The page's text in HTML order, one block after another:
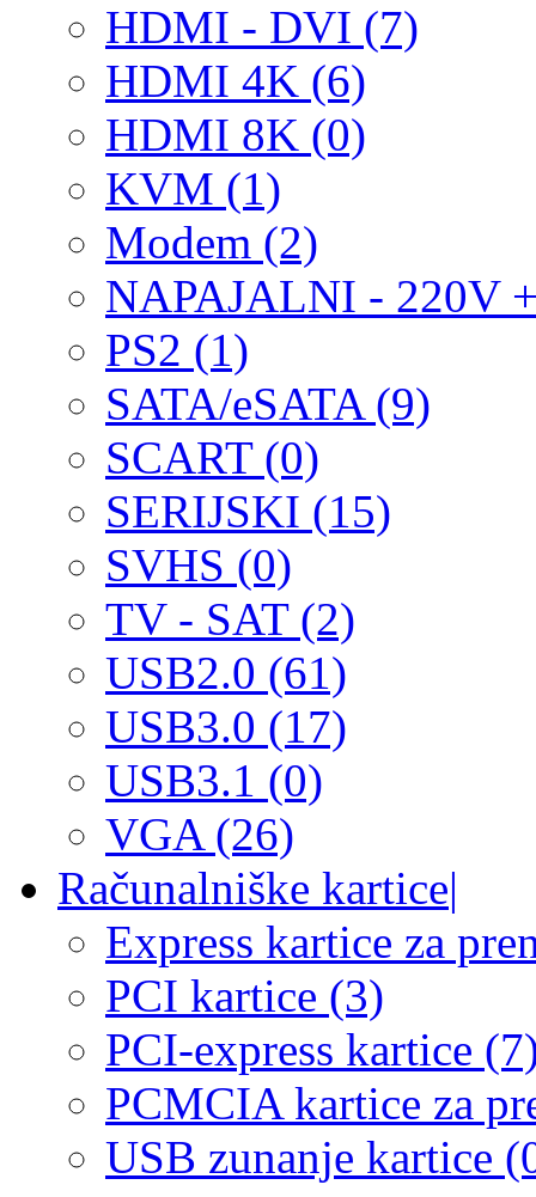
HDMI - DVI (7)
HDMI 4K (6)
HDMI 8K (0)
KVM (1)
Modem (2)
NAPAJALNI - 220V
PS2 (1)
SATA/eSATA (9)
SCART (0)
SERIJSKI (15)
SVHS (0)
TV - SAT (2)
USB2.0 (61)
USB3.0 (17)
USB3.1 (0)
VGA (26)
Računalniške kartice|
Express kartice za
PCI kartice (3)
PCI-express kartice
PCMCIA kartice za
USB zunanje kartice